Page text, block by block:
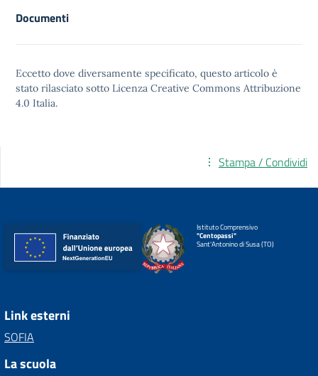
Documenti
Eccetto dove diversamente specificato, questo articolo è
stato rilasciato sotto Licenza Creative Commons Attribuzione
4.0 Italia.
Stampa / Condividi
Istituto Comprensivo
"Centopassi"
Sant'Antonino di Susa (TO)
Link esterni
SOFIA
La scuola